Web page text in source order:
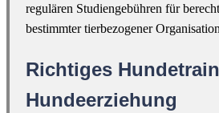
regulären Studiengebühren für
bestimmter tierbezogener
Richtiges
Hundeerziehung